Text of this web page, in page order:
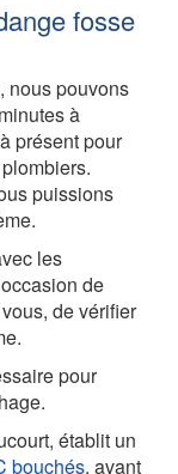
fosse
nous pouvons
à
présent pour
puissions
les
de
de vérifier
pour
établit un
bouchés, avant